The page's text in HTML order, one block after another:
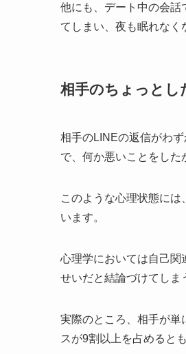
他にも、デート中の会話
てしまい、夜も眠れなく
相手のちょっとし
相手のLINEの返信がわ
で、何か悪いことをした
このような心理状態に
います。
心理学においては自己関
せいだと結論づけてしま
実際のところ、相手が単
スが9割以上を占めると